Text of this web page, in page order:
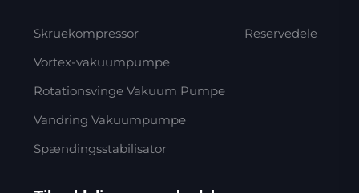
Skruekompressor
Vortex-vakuumpumpe
Rotationsvinge Vakuum Pumpe
Vandring Vakuumpumpe
Spændingsstabilisator
Reservedele